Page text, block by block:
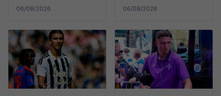
06/08/2026 06/08/2026